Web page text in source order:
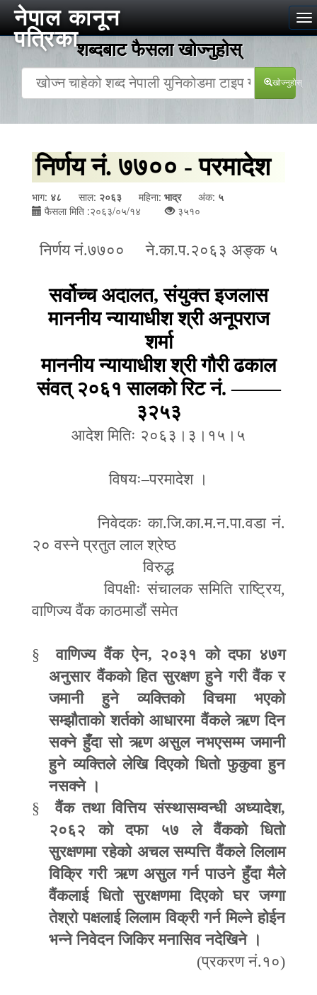
नेपाल कानून
पत्रिकाशब्दबाट फैसला खोज्‍नुहोस्
खोज्‍नुहोस्
निर्णय नं. ७७०० - परमादेश
भाग: ४८ साल: २०६३ महिना: भाद्र अंक: ५
फैसला मिति :२०६३/०५/१४
३५१०
निर्णय नं.७७०० ने.का.प.२०६३ अङ्क ५
सर्वोच्च अदालत,संयुक्त इजलास
माननीय न्यायाधीश श्री अनूपराज
शर्मा
माननीय न्यायाधीश श्री गौरी ढकाल
संवत् २०६१ सालको रिट नं.–––––
३२५३
आदेश मितिः २०६३।३।१५।५
विषयः–परमादेश ।
निवेदकः का.जि.का.म.न.पा.वडा नं.
२० वस्ने प्रतुत लाल श्रेष्ठ
विरुद्ध
विपक्षीः संचालक समिति राष्ट्रिय,
वाणिज्य वैंक काठमाडौं समेत
§ वाणिज्य वैंक ऐन, २०३१ को दफा ४७ग
अनुसार वैंकको हित सुरक्षण हुने गरी वैंक र
जमानी हुने व्यक्तिको विचमा भएको
सम्झौताको शर्तको आधारमा वैंकले ऋण दिन
सक्ने हुँदा सो ऋण असुल नभएसम्म जमानी
हुने व्यक्तिले लेखि दिएको धितो फुकुवा हुन
नसक्ने ।
§
वैंक तथा वित्तिय संस्थासम्वन्धी अध्यादेश,
२०६२ को दफा ५७ ले वैंकको धितो
सुरक्षणमा रहेको अचल सम्पत्ति वैंकले लिलाम
विक्रि गरी ऋण असुल गर्न पाउने हुँदा मैले
वैंकलाई धितो सुरक्षणमा दिएको घर जग्गा
तेश्रो पक्षलाई लिलाम विक्री गर्न मिल्ने होईन
भन्ने निवेदन जिकिर मनासिव नदेखिने ।
(प्रकरण नं.१०)